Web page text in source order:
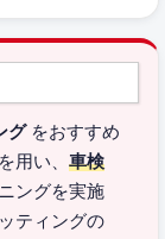
グをおすすめ
用い、 車検
ングを実施
ティングの